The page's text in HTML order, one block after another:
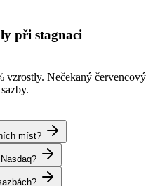
při stagnaci
vzrostly. Nečekaný červencový
míst?